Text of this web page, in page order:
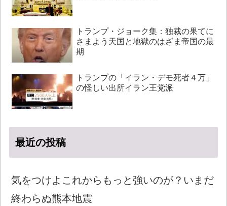
トランプ・ジョーク集：独裁の果てに
さまよう天国と地獄のはざま帝国の最
期
トランプの「イラン・デモ死者４万」
の怪しい出所イラン王党派
最近の投稿
気をつけよこれからもっと強いのが？いまだ
終わらぬ熊本地震